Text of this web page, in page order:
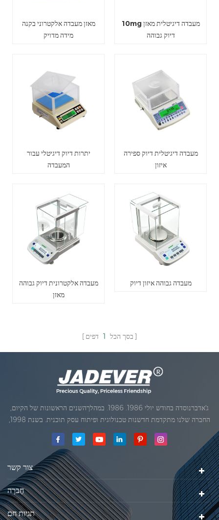
מאזן מעבדה אלקטרוני בקנה
מידה מדויק
10mg מעבדה דיגיטלית מאזן
דיוק גבוהה
יתרות דיוק דיגיטלי עבור
המעבדה
מעבדה דיגיטלית דיוק ספירה
איזון
מעבדה אלקטרונית דיוק גבוהה
מאזן
מעבדה גבוהה איזון דיוק
בסך הכל 1 דפים
ג'אדברנוסדה בחודש יולי 1986. 1986. במהלךהשנים הראשונות של הקיום,
החברה שלנו מתקדמת חדשנות טכנולוגית ופיתוח עסק תוכנית. בשנת 1998,
החברה שלנו השיגה את המטרה האיכותי, כאשר הראשון של המוצרים שלנו
ג'אדברסולם ושות 'בע"מהיה
צור קשר
חֶברָה
תגיות חם